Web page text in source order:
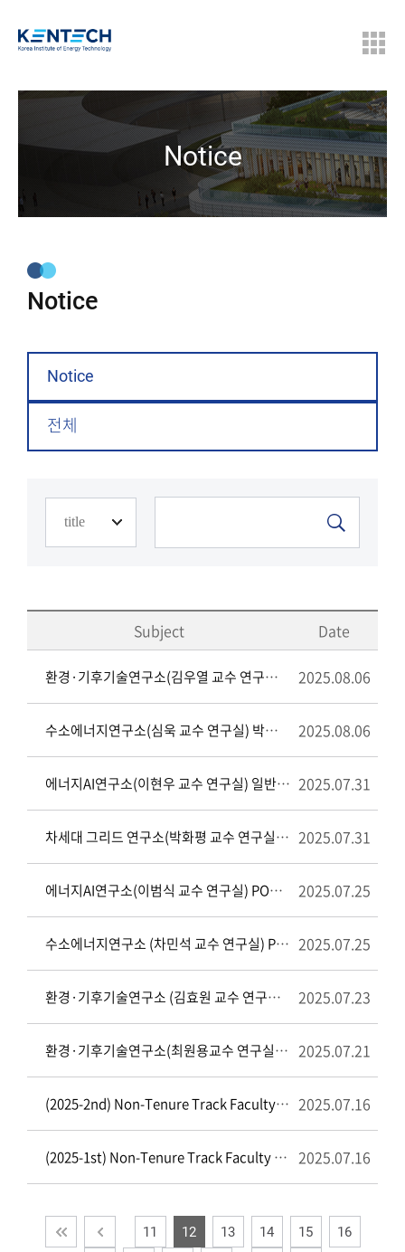
Notice
Notice
Notice
전체
Subject Date
환경·기후기술연구소(김우열 교수 연구실) 박사후연구원 채용 공고 2025.08.06
수소에너지연구소(심욱 교수 연구실) 박사후연구원 채용 공고 2025.08.06
에너지AI연구소(이현우 교수 연구실) 일반연구원 채용 공고 2025.07.31
차세대 그리드 연구소(박화평 교수 연구실) 행정연구원 채용 공고 2025.07.31
에너지AI연구소(이범식 교수 연구실) POST-Doc.(박사후 연구원) 채용 공고 2025.07.25
수소에너지연구소 (차민석 교수 연구실) POST-Doc.(박사후 연구원) 채용 공고 2025.07.25
환경·기후기술연구소 (김효원 교수 연구실) 일반연구원 및 박사후 연구원(POST-Doc.) 채용 공고 2025.07.23
환경·기후기술연구소(최원용교수 연구실) POST-Doc.(박사후 연구원) 채용 공고 2025.07.21
(2025-2nd) Non-Tenure Track Faculty Recruitment Notice (Collegiate Professor) 2025.07.16
(2025-1st) Non-Tenure Track Faculty Recruitment Notice (Collegiate Professor) 2025.07.16
11 12 13 14 15
16